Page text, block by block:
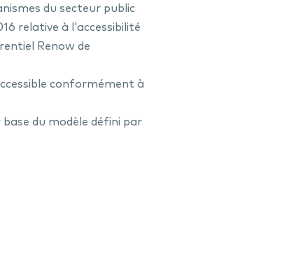
du secteur public
relative à l'accessibilité
Renow de
conformément à
du modèle défini par